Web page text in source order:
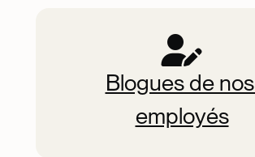
Blogues de nos
employés